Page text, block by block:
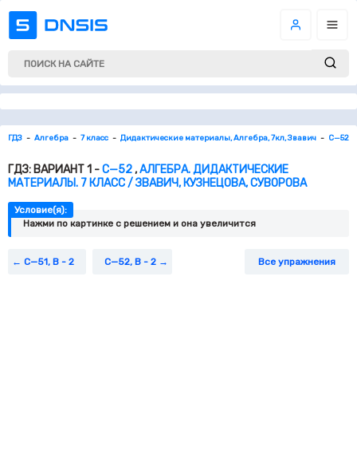
ГДЗ Алгебра 7 класс Дидактические материалы, Алгебра, 7кл, Звавич С—52
ГДЗ: ВАРИАНТ 1 -С—52,АЛГЕБРА. ДИДАКТИЧЕСКИЕ
МАТЕРИАЛЫ. 7 КЛАСС / ЗВАВИЧ, КУЗНЕЦОВА, СУВОРОВА
Условие(я):
Нажми по картинке c решением и она увеличится
С—51, В - 2 С—52, В - 2 Все упражнения